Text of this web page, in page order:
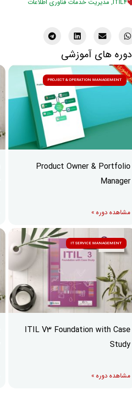
ITIL4
, مدیریت خدمات فناوری اطلاعات
دوره های آموزشی
PROJECT & OPERATION MANAGEMENT
Product Owner & Portfolio
Manager
مشاهده دوره »
IT SERVICE MANAGEMENT
ITIL V3 Foundation with Case
Study
مشاهده دوره »